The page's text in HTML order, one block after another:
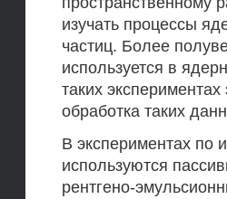
изучать процессы
частиц. Более
используется в
таких
обработка таких
В экспериментах по
используются
рентгено-